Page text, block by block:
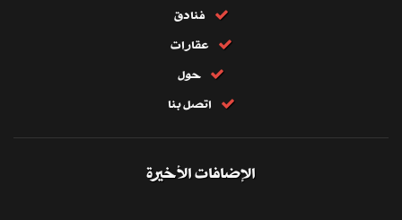
فنادق
عقارات
حول
اتصل بنا
الإضافات الأخيرة